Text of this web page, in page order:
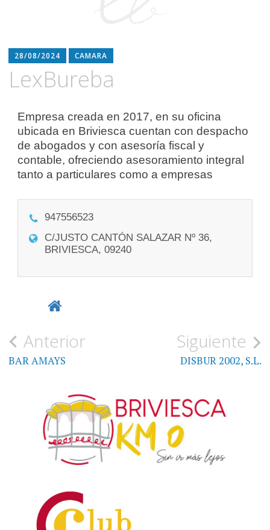
28/08/2024 CAMARA
LexBureba
Empresa creada en 2017, en su oficina
ubicada en Briviesca cuentan con despacho
de abogados y con asesoría fiscal y
contable, ofreciendo asesoramiento integral
tanto a particulares como a empresas
947556523
C/JUSTO CANTÓN SALAZAR Nº 36,
BRIVIESCA, 09240
Navegación
de
entradas
Anterior
BAR AMAYS
Siguiente
DISBUR 2002, S.L.